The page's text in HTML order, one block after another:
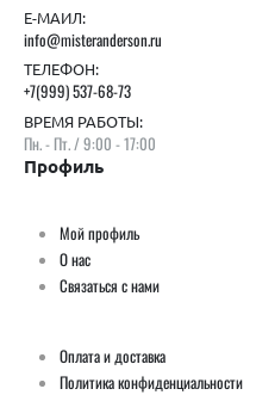
Е-МАИЛ:
info@misteranderson.ru
ТЕЛЕФОН:
+7(999) 537-68-73
ВРЕМЯ РАБОТЫ:
Пн. - Пт. / 9:00 - 17:00
Профиль
Мой профиль
О нас
Связаться с нами
Оплата и доставка
Политика конфиденциальности